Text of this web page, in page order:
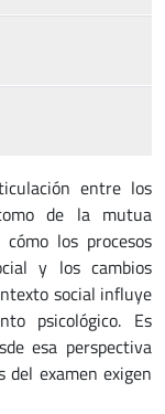
entre los
de la mutua
los procesos
y los cambios
social influye
psicológico. Es
esa perspectiva
examen exigen